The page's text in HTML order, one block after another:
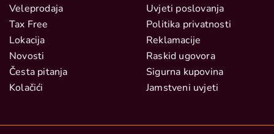
Veleprodaja
Tax Free
Lokacija
Novosti
Česta pitanja
Kolačići
Uvjeti poslovanja
Politika privatnosti
Reklamacije
Raskid ugovora
Sigurna kupovina
Jamstveni uvjeti